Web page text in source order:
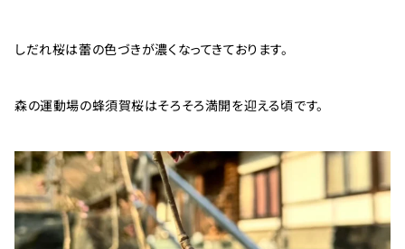
知
団
体
利
しだれ桜は蕾の色づきが濃くなってきております。
森の運動場の蜂須賀桜はそろそろ満開を迎える頃です。